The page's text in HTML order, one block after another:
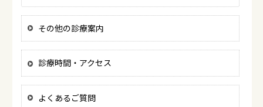
その他の診療案内
診療時間・アクセス
よくあるご質問